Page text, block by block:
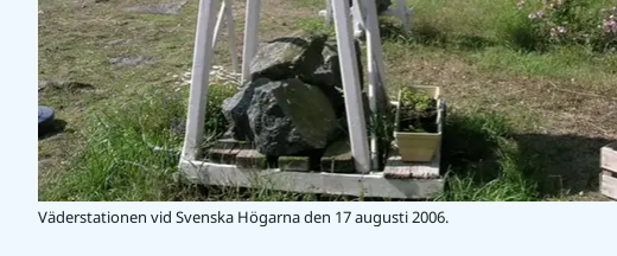
Väderstationen vid Svenska Högarna den 17 augusti 2006.